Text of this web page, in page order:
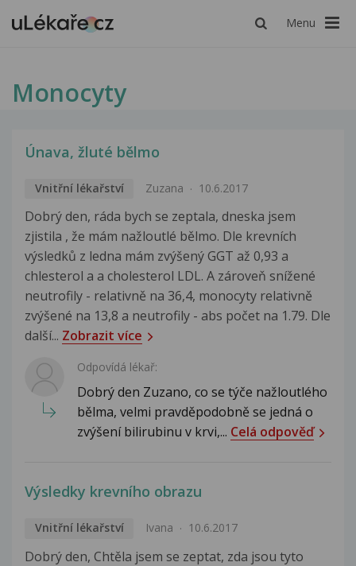
Menu
Monocyty
Únava, žluté bělmo
Vnitřní lékařství Zuzana 10.6.2017
Dobrý den, ráda bych se zeptala, dneska jsem
zjistila , že mám nažloutlé bělmo. Dle krevních
výsledků z ledna mám zvýšený GGT až 0,93 a
chlesterol a a cholesterol LDL. A zároveň snížené
neutrofily - relativně na 36,4, monocyty relativně
zvýšené na 13,8 a neutrofily - abs počet na 1.79. Dle
další... Zobrazit více
Odpovídá lékař:
Dobrý den Zuzano, co se týče nažloutlého
bělma, velmi pravděpodobně se jedná o
zvýšení bilirubinu v krvi,... Celá odpověď
Výsledky krevního obrazu
Vnitřní lékařství Ivana 10.6.2017
Dobrý den, Chtěla jsem se zeptat, zda jsou tyto